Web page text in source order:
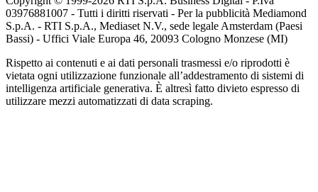
03976881007 - Tutti i diritti riservati - Per la pubblicità Mediamond
S.p.A. - RTI S.p.A., Mediaset N.V., sede legale Amsterdam (Paesi
Bassi) - Uffici Viale Europa 46, 20093 Cologno Monzese (MI)
Rispetto ai contenuti e ai dati personali trasmessi e/o riprodotti è
vietata ogni utilizzazione funzionale all’addestramento di sistemi di
intelligenza artificiale generativa. È altresì fatto divieto espresso di
utilizzare mezzi automatizzati di data scraping.